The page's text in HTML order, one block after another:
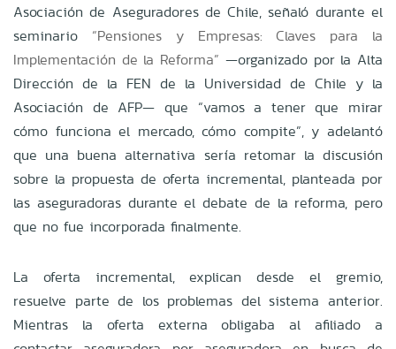
Asociación de Aseguradores de Chile, señaló durante el
seminario “Pensiones y Empresas: Claves para la
Implementación de la Reforma” —organizado por la Alta
Dirección de la FEN de la Universidad de Chile y la
Asociación de AFP— que “vamos a tener que mirar
cómo funciona el mercado, cómo compite”, y adelantó
que una buena alternativa sería retomar la discusión
sobre la propuesta de oferta incremental, planteada por
las aseguradoras durante el debate de la reforma, pero
que no fue incorporada finalmente.
La oferta incremental, explican desde el gremio,
resuelve parte de los problemas del sistema anterior.
Mientras la oferta externa obligaba al afiliado a